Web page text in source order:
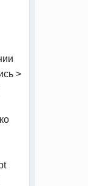
>